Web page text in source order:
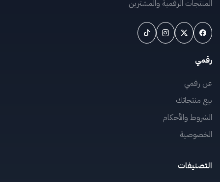
المنتجات الرقمية والمشترين
رقمي
عن رقمي
بيع منتجاتك
الشروط والأحكام
الخصوصية
التصنيفات